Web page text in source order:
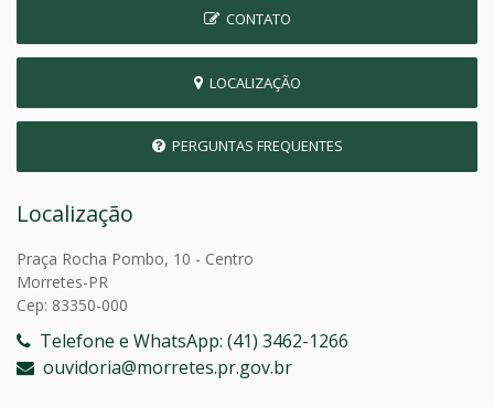
CONTATO
LOCALIZAÇÃO
PERGUNTAS FREQUENTES
Localização
Praça Rocha Pombo, 10 - Centro
Morretes-PR
Cep: 83350-000
Telefone e WhatsApp: (41) 3462-1266
ouvidoria@morretes.pr.gov.br